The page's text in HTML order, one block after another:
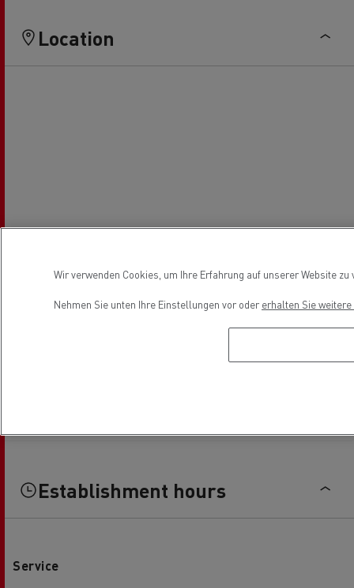
Location
Establishment hours
Service
Wir verwenden Cookies, um Ihre Erfahrung auf unserer Website
Nehmen Sie unten Ihre Einstellungen vor oder erhalten Sie